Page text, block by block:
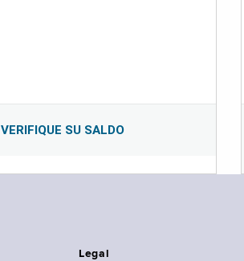
VERIFIQUE SU SALDO
Legal